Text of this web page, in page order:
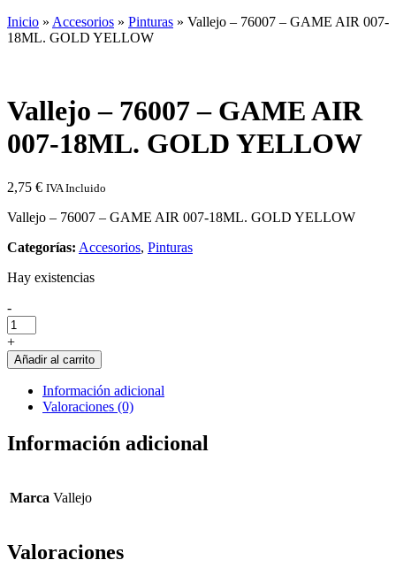
Inicio » Accesorios » Pinturas » Vallejo – 76007 – GAME AIR 007-
18ML. GOLD YELLOW
Vallejo – 76007 – GAME AIR
007-18ML. GOLD YELLOW
2,75 € IVA Incluido
Vallejo – 76007 – GAME AIR 007-18ML. GOLD YELLOW
Categorías: Accesorios, Pinturas
Hay existencias
Cantidad
de
Vallejo
-
76007
GAME
007-
18ML.
-
+
Añadir al carrito
Información adicional
Valoraciones (0)
Información adicional
Marca Vallejo
Valoraciones